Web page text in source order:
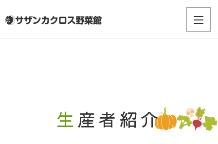
生産者紹介